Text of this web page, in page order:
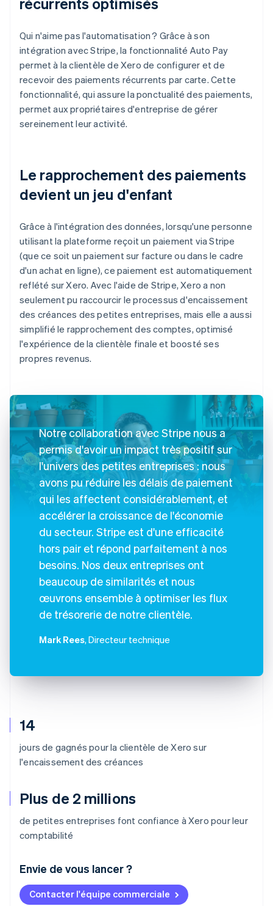
14
jours de gagnés pour la clientèle de Xero sur
l'encaissement des créances
Plus de 2 millions
de petites entreprises font confiance à Xero pour leur
comptabilité
Envie de vous lancer ?
Contacter l'équipe commerciale
Qui n'aime pas l'automatisation ? Grâce à son
intégration avec Stripe, la fonctionnalité Auto Pay
permet à la clientèle de Xero de configurer et de
recevoir des paiements récurrents par carte. Cette
fonctionnalité, qui assure la ponctualité des paiements,
permet aux propriétaires d'entreprise de gérer
sereinement leur activité.
Le rapprochement des paiements
devient un jeu d'enfant
Grâce à l'intégration des données, lorsqu'une personne
utilisant la plateforme reçoit un paiement via Stripe
(que ce soit un paiement sur facture ou dans le cadre
d'un achat en ligne), ce paiement est automatiquement
reflété sur Xero. Avec l'aide de Stripe, Xero a non
seulement pu raccourcir le processus d'encaissement
des créances des petites entreprises, mais elle a aussi
simplifié le rapprochement des comptes, optimisé
l'expérience de la clientèle finale et boosté ses
propres revenus.
Notre collaboration avec Stripe nous a
permis d'avoir un impact très positif sur
l'univers des petites entreprises : nous
avons pu réduire les délais de paiement
qui les affectent considérablement, et
accélérer la croissance de l'économie
du secteur. Stripe est d'une efficacité
hors pair et répond parfaitement à nos
besoins. Nos deux entreprises ont
beaucoup de similarités et nous
œuvrons ensemble à optimiser les flux
de trésorerie de notre clientèle.
Mark Rees, Directeur technique
Allemagne